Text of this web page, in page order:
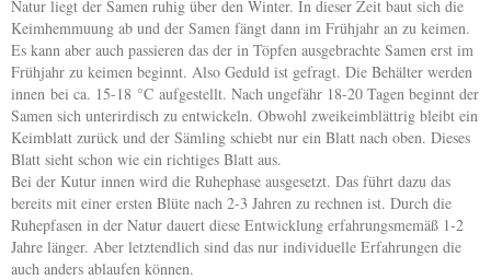
Natur liegt der Samen ruhig über den Winter. In dieser Zeit baut sich die
Keimhemmuung ab und der Samen fängt dann im Frühjahr an zu keimen.
Es kann aber auch passieren das der in Töpfen ausgebrachte Samen erst im
Frühjahr zu keimen beginnt. Also Geduld ist gefragt. Die Behälter werden
innen bei ca. 15-18 °C aufgestellt. Nach ungefähr 18-20 Tagen beginnt der
Samen sich unterirdisch zu entwickeln. Obwohl zweikeimblättrig bleibt ein
Keimblatt zurück und der Sämling schiebt nur ein Blatt nach oben. Dieses
Blatt sieht schon wie ein richtiges Blatt aus.
Bei der Kutur innen wird die Ruhephase ausgesetzt. Das führt dazu das
bereits mit einer ersten Blüte nach 2-3 Jahren zu rechnen ist. Durch die
Ruhepfasen in der Natur dauert diese Entwicklung erfahrungsmemäß 1-2
Jahre länger. Aber letztendlich sind das nur individuelle Erfahrungen die
auch anders ablaufen können.